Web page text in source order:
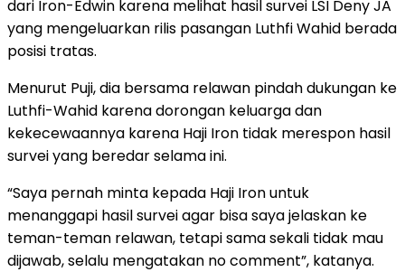
dari Iron-Edwin karena melihat hasil survei LSI Deny JA
yang mengeluarkan rilis pasangan Luthfi Wahid berada
posisi tratas.
Menurut Puji, dia bersama relawan pindah dukungan ke
Luthfi-Wahid karena dorongan keluarga dan
kekecewaannya karena Haji Iron tidak merespon hasil
survei yang beredar selama ini.
“Saya pernah minta kepada Haji Iron untuk
menanggapi hasil survei agar bisa saya jelaskan ke
teman-teman relawan, tetapi sama sekali tidak mau
dijawab, selalu mengatakan no comment”, katanya.